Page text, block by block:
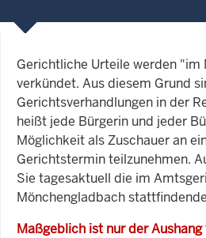
Gerichtliche Urteile werden "im
verkündet. Aus diesem Grund
Gerichtsverhandlungen in der
heißt jede Bürgerin und jeder
Möglichkeit als Zuschauer an
Gerichtstermin teilzunehmen.
Sie tagesaktuell die im
Mönchengladbach
Maßgeblich ist nur der